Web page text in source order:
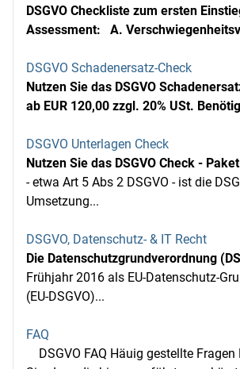
DSGVO Checkliste zum ersten
Assessment:
A.
DSGVO Schadenersatz-Check
Nutzen Sie das DSGVO
ab EUR 120,00 zzgl. 20% USt.
DSGVO Unterlagen Check
Nutzen Sie das DSGVO Check -
- etwa Art 5 Abs 2 DSGVO - ist die
Umsetzung...
DSGVO, Datenschutz- & IT Recht
Die Datenschutzgrundverordnung
Frühjahr 2016 als EU-Datenschutz-
(EU-DSGVO)...
FAQ
DSGVO FAQ Häuig gestellte Fragen